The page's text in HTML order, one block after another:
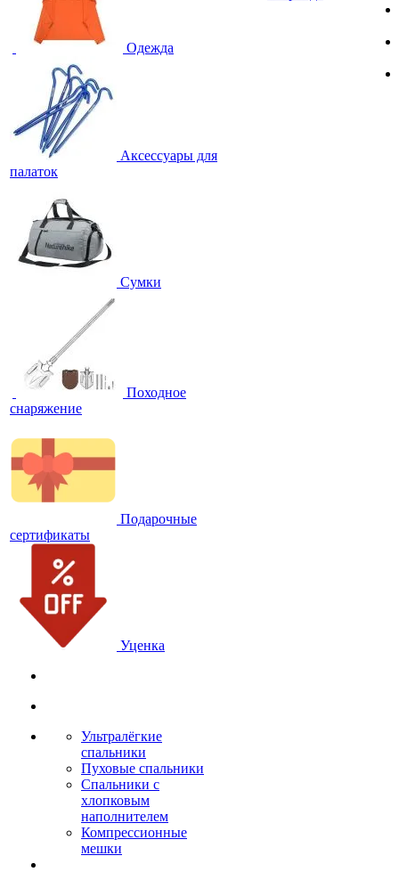
Одежда
Аксессуары для
палаток
Сумки
Походное
снаряжение
Подарочные
сертификаты
Уценка
Ультралёгкие
спальники
Пуховые спальники
Спальники с
хлопковым
наполнителем
Компрессионные
мешки